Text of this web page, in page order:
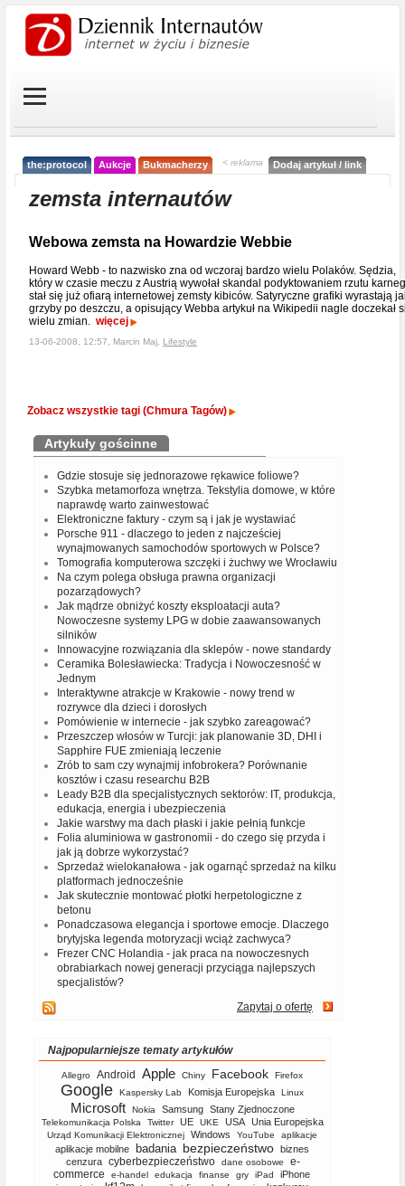
the:protocol Aukcje Bukmacherzy < reklama Dodaj artykuł / link
zemsta internautów
Webowa zemsta na Howardzie Webbie
Howard Webb - to nazwisko zna od wczoraj bardzo wielu Polaków. Sędzia,
który w czasie meczu z Austrią wywołał skandal podyktowaniem rzutu
stał się już ofiarą internetowej zemsty kibiców. Satyryczne grafiki wyrastają
grzyby po deszczu, a opisujący Webba artykuł na Wikipedii nagle doczekał
wielu zmian. więcej
13-06-2008, 12:57, Marcin Maj, Lifestyle
Zobacz wszystkie tagi (Chmura Tagów)
Artykuły gościnne
Gdzie stosuje się jednorazowe rękawice foliowe?
Szybka metamorfoza wnętrza. Tekstylia domowe, w które
naprawdę warto zainwestować
Elektroniczne faktury - czym są i jak je wystawiać
Porsche 911 - dlaczego to jeden z najcześciej
wynajmowanych samochodów sportowych w Polsce?
Tomografia komputerowa szczęki i żuchwy we Wrocławiu
Na czym polega obsługa prawna organizacji
pozarządowych?
Jak mądrze obniżyć koszty eksploatacji auta?
Nowoczesne systemy LPG w dobie zaawansowanych
silników
Innowacyjne rozwiązania dla sklepów - nowe standardy
Ceramika Bolesławiecka: Tradycja i Nowoczesność w
Jednym
Interaktywne atrakcje w Krakowie - nowy trend w
rozrywce dla dzieci i dorosłych
Pomówienie w internecie - jak szybko zareagować?
Przeszczep włosów w Turcji: jak planowanie 3D, DHI i
Sapphire FUE zmieniają leczenie
Zrób to sam czy wynajmij infobrokera? Porównanie
kosztów i czasu researchu B2B
Leady B2B dla specjalistycznych sektorów: IT, produkcja,
edukacja, energia i ubezpieczenia
Jakie warstwy ma dach płaski i jakie pełnią funkcje
Folia aluminiowa w gastronomii - do czego się przyda i
jak ją dobrze wykorzystać?
Sprzedaż wielokanałowa - jak ogarnąć sprzedaż na kilku
platformach jednocześnie
Jak skutecznie montować płotki herpetologiczne z
betonu
Ponadczasowa elegancja i sportowe emocje. Dlaczego
brytyjska legenda motoryzacji wciąż zachwyca?
Frezer CNC Holandia - jak praca na nowoczesnych
obrabiarkach nowej generacji przyciąga najlepszych
specjalistów?
Zapytaj o ofertę
Najpopularniejsze tematy artykułów
Allegro Android Apple Chiny Facebook Firefox
Google Kaspersky Lab Komisja Europejska Linux
Microsoft Nokia Samsung Stany Zjednoczone
Telekomunikacja Polska Twitter UE UKE USA Unia Europejska
Urząd Komunikacji Elektronicznej Windows YouTube aplikacje
aplikacje mobilne badania bezpieczeństwo biznes
cenzura cyberbezpieczeństwo dane osobowe
e-
commerce
e-handel edukacja finanse gry iPad iPhone